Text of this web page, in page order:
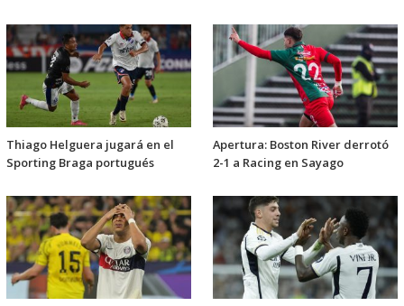
Thiago Helguera jugará en el
Sporting Braga portugués
Apertura: Boston River derrotó
2-1 a Racing en Sayago